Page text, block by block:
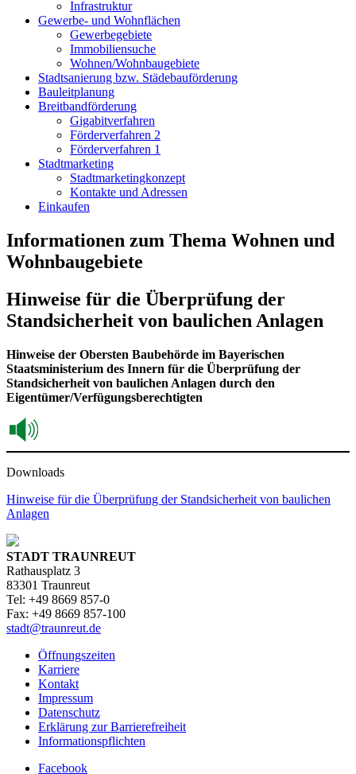
Infrastruktur
Gewerbe- und Wohnflächen
Gewerbegebiete
Immobiliensuche
Wohnen/Wohnbaugebiete
Stadtsanierung bzw. Städebauförderung
Bauleitplanung
Breitbandförderung
Gigabitverfahren
Förderverfahren 2
Förderverfahren 1
Stadtmarketing
Stadtmarketingkonzept
Kontakte und Adressen
Einkaufen
Informationen zum Thema Wohnen und
Wohnbaugebiete
Hinweise für die Überprüfung der
Standsicherheit von baulichen Anlagen
Hinweise der Obersten Baubehörde im Bayerischen
Staatsministerium des Innern für die Überprüfung der
Standsicherheit von baulichen Anlagen durch den
Eigentümer/Verfügungsberechtigten
Downloads
Hinweise für die Überprüfung der Standsicherheit von baulichen
Anlagen
STADT TRAUNREUT
Rathausplatz 3
83301 Traunreut
Tel: +49 8669 857-0
Fax: +49 8669 857-100
stadt@traunreut.de
Öffnungszeiten
Karriere
Kontakt
Impressum
Datenschutz
Erklärung zur Barrierefreiheit
Informationspflichten
Facebook